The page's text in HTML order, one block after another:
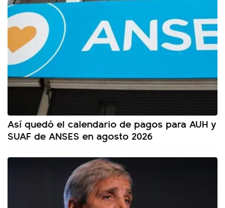
Así quedó el calendario de pagos para AUH y
SUAF de ANSES en agosto 2026